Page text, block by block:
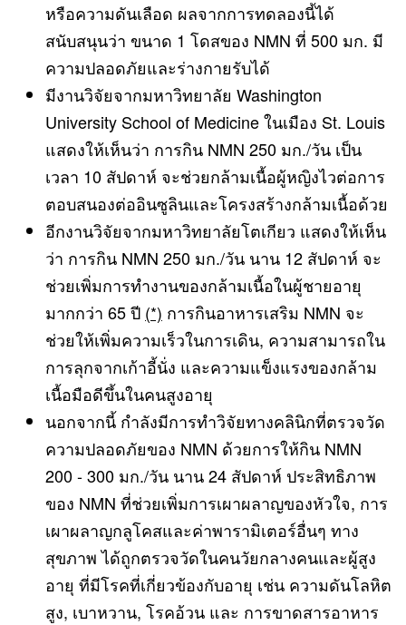
หรือความดันเลือด ผลจากการทดลองนี้ได้
สนับสนุนว่า ขนาด 1 โดสของ NMN ที่ 500 มก. มี
ความปลอดภัยและร่างกายรับได้
มีงานวิจัยจากมหาวิทยาลัย Washington
University School of Medicine ในเมือง St. Louis
แสดงให้เห็นว่า การกิน NMN 250 มก./วัน เป็น
เวลา 10 สัปดาห์ จะช่วยกล้ามเนื้อผู้หญิงไวต่อการ
ตอบสนองต่ออินซูลินและโครงสร้างกล้ามเนื้อด้วย
อีกงานวิจัยจากมหาวิทยาลัยโตเกียว แสดงให้เห็น
ว่า การกิน NMN 250 มก./วัน นาน 12 สัปดาห์ จะ
ช่วยเพิ่มการทำงานของกล้ามเนื้อในผู้ชายอายุ
มากกว่า 65 ปี (*) การกินอาหารเสริม NMN จะ
ช่วยให้เพิ่มความเร็วในการเดิน, ความสามารถใน
การลุกจากเก้าอี้นั่ง และความแข็งแรงของกล้าม
เนื้อมือดีขึ้นในคนสูงอายุ
นอกจากนี้ กำลังมีการทำวิจัยทางคลินิกที่ตรวจวัด
ความปลอดภัยของ NMN ด้วยการให้กิน NMN
200 - 300 มก./วัน นาน 24 สัปดาห์ ประสิทธิภาพ
ของ NMN ที่ช่วยเพิ่มการเผาผลาญของหัวใจ, การ
เผาผลาญกลูโคสและค่าพารามิเตอร์อื่นๆ ทาง
สุขภาพ ได้ถูกตรวจวัดในคนวัยกลางคนและผู้สูง
อายุ ที่มีโรคที่เกี่ยวข้องกับอายุ เช่น ความดันโลหิต
สูง, เบาหวาน, โรคอ้วน และ การขาดสารอาหาร